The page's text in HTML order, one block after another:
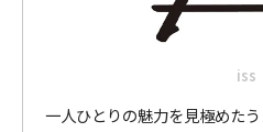
iss
一人ひとりの魅力を見極めた